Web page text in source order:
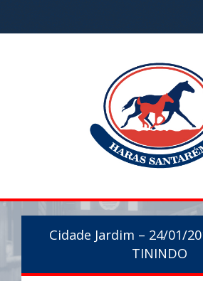
Cidade Jardim – 24/01/
TININDO